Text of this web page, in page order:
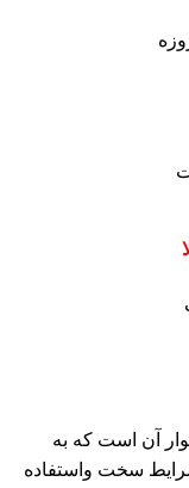
آن است که به
سخت واستفاده